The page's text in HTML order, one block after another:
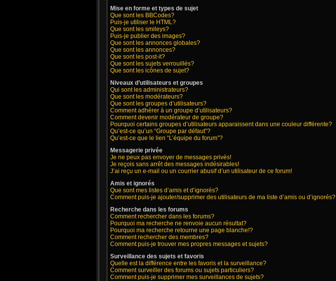
Mise en forme et types de sujet
Que sont les BBCodes?
Puis-je utiliser le HTML?
Que sont les smileys?
Puis-je publier des images?
Que sont les annonces globales?
Que sont les annonces?
Que sont les post-it?
Que sont les sujets verrouillés?
Que sont les icônes de sujet?
Niveaux d’utilisateurs et groupes
Qui sont les administrateurs?
Que sont les modérateurs?
Que sont les groupes d’utilisateurs?
Comment adhérer à un groupe d’utilisateurs?
Comment devenir modérateur de groupe?
Pourquoi certains groupes d’utilisateurs apparaissent dans une couleur différente?
Qu’est-ce qu’un “Groupe par défaut”?
Qu’est-ce que le lien “L’équipe du forum”?
Messagerie privée
Je ne peux pas envoyer de messages privés!
Je reçois sans arrêt des messages indésirables!
J’ai reçu un e-mail ou un courrier abusif d’un utilisateur de ce forum!
Amis et ignorés
Que sont mes listes d’amis et d’ignorés?
Comment puis-je ajouter/supprimer des utilisateurs de ma liste d’amis ou d’ignorés?
Recherche dans les forums
Comment rechercher dans les forums?
Pourquoi ma recherche ne renvoie aucun résultat?
Pourquoi ma recherche retourne une page blanche!?
Comment rechercher des membres?
Comment puis-je trouver mes propres messages et sujets?
Surveillance des sujets et favoris
Quelle est la différence entre les favoris et la surveillance?
Comment surveiller des forums ou sujets particuliers?
Comment puis-je supprimer mes surveillances de sujets?